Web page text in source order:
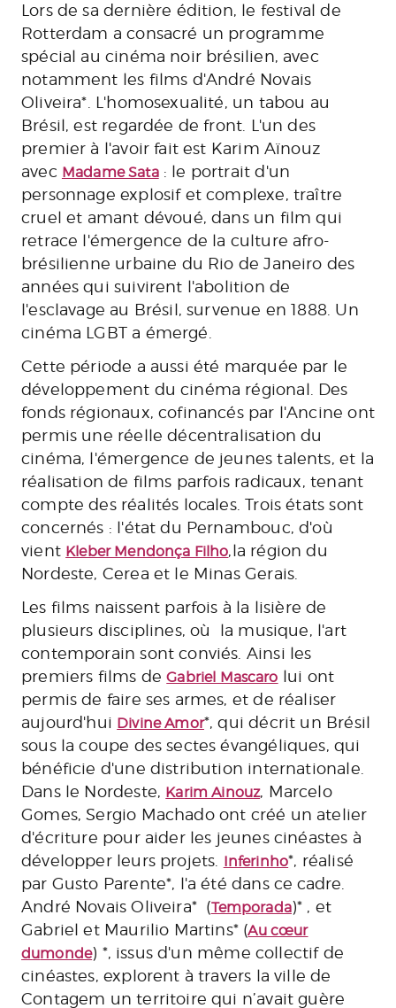
Lors de sa dernière édition, le festival de
Rotterdam a consacré un programme
spécial au cinéma noir brésilien, avec
notamment les films d'André Novais
Oliveira*. L'homosexualité, un tabou au
Brésil, est regardée de front. L'un des
premier à l'avoir fait est Karim Aïnouz
avec Madame Sata: le portrait d'un
personnage explosif et complexe, traître
cruel et amant dévoué, dans un film qui
retrace l'émergence de la culture afro-
brésilienne urbaine du Rio de Janeiro des
années qui suivirent l'abolition de
l'esclavage au Brésil, survenue en 1888. Un
cinéma LGBT a émergé.
Cette période a aussi été marquée par le
développement du cinéma régional. Des
fonds régionaux, cofinancés par l'Ancine ont
permis une réelle décentralisation du
cinéma, l'émergence de jeunes talents, et la
réalisation de films parfois radicaux, tenant
compte des réalités locales. Trois états sont
concernés : l'état du Pernambouc, d'où
vient Kleber Mendonça Filho,la région du
Nordeste, Cerea et le Minas Gerais.
Les films naissent parfois à la lisière de
plusieurs disciplines, où la musique, l'art
contemporain sont conviés. Ainsi les
premiers films deGabriel Mascaro lui ont
permis de faire ses armes, et de réaliser
aujourd'hui Divine Amor*, qui décrit un Brésil
sous la coupe des sectes évangéliques, qui
bénéficie d'une distribution internationale.
Dans le Nordeste, Karim Ainouz, Marcelo
Gomes, Sergio Machado ont créé un atelier
d'écriture pour aider les jeunes cinéastes à
développer leurs projets. Inferinho*, réalisé
par Gusto Parente*, l'a été dans ce cadre.
André Novais Oliveira* (Temporada)* , et
Gabriel et Maurilio Martins* (Au cœur
dumonde) *, issus d'un même collectif de
cinéastes, explorent à travers la ville de
Contagem un territoire qui n’avait guère